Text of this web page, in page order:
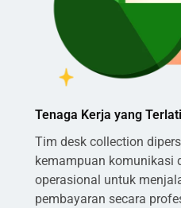
Tenaga Kerja yang
Tim desk collection
kemampuan komunikasi
operasional untuk
pembayaran secara